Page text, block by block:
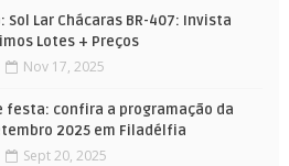
Sol Lar Chácaras BR-407: Invista
Lotes + Preços
Nov 17, 2025
festa: confira a programação da
2025 em Filadélfia
Sept 20, 2025